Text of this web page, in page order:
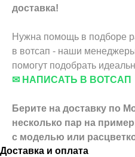
доставка!
Нужна помощь в подборе
в вотсап - наши
помогут подобрать
✉ НАПИСАТЬ В ВОТСАП
Берите на доставку по
несколько пар на
с моделью или
Доставка и оплата